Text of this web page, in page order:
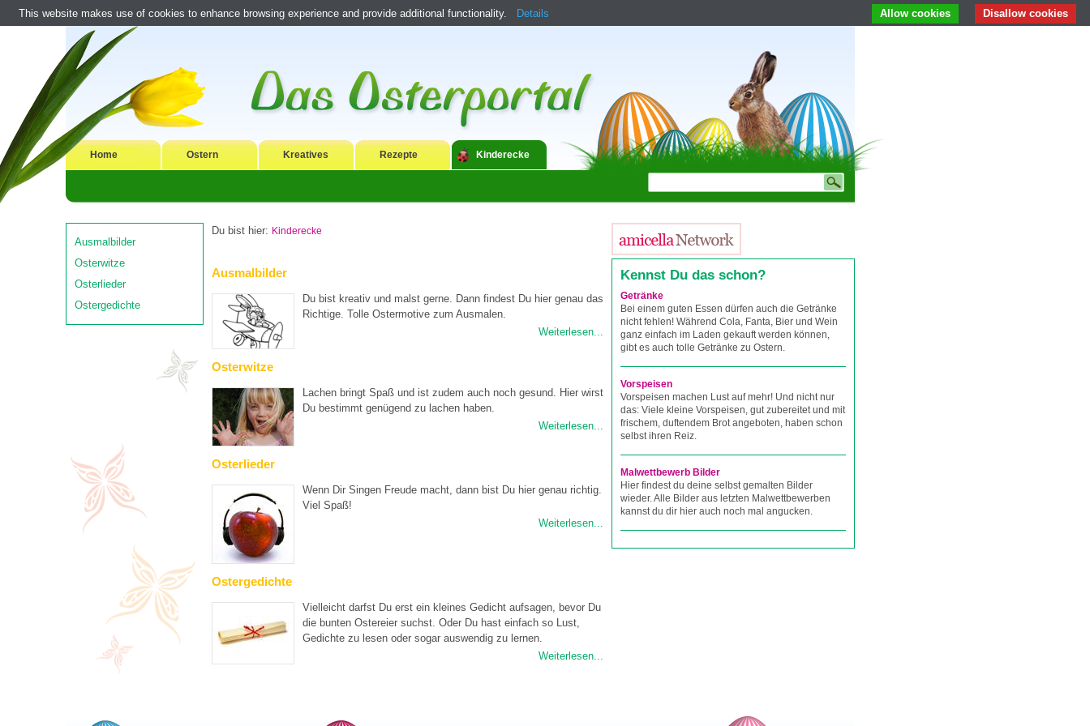
Home Ostern Kreatives Rezepte Kinderecke
Ausmalbilder
Osterwitze
Osterlieder
Ostergedichte
Du bist hier: Kinderecke
Ausmalbilder
Du bist kreativ und malst gerne. Dann findest Du hier genau das
Richtige. Tolle Ostermotive zum Ausmalen.
Weiterlesen...
Osterwitze
Lachen bringt Spaß und ist zudem auch noch gesund. Hier wirst
Du bestimmt genügend zu lachen haben.
Weiterlesen...
Osterlieder
Wenn Dir Singen Freude macht, dann bist Du hier genau richtig.
Viel Spaß!
Weiterlesen...
Ostergedichte
Vielleicht darfst Du erst ein kleines Gedicht aufsagen, bevor Du
die bunten Ostereier suchst. Oder Du hast einfach so Lust,
Gedichte zu lesen oder sogar auswendig zu lernen.
Weiterlesen...
Kennst Du das schon?
Getränke
Bei einem guten Essen dürfen auch die Getränke
nicht fehlen! Während Cola, Fanta, Bier und Wein
ganz einfach im Laden gekauft werden können,
gibt es auch tolle Getränke zu Ostern.
Vorspeisen
Vorspeisen machen Lust auf mehr! Und nicht nur
das: Viele kleine Vorspeisen, gut zubereitet und mit
frischem, duftendem Brot angeboten, haben schon
selbst ihren Reiz.
Malwettbewerb Bilder
Hier findest du deine selbst gemalten Bilder
wieder. Alle Bilder aus letzten Malwettbewerben
kannst du dir hier auch noch mal angucken.
This website makes use of cookies to enhance browsing experience and provide additional functionality. Details Disallow cookies
Allow cookies